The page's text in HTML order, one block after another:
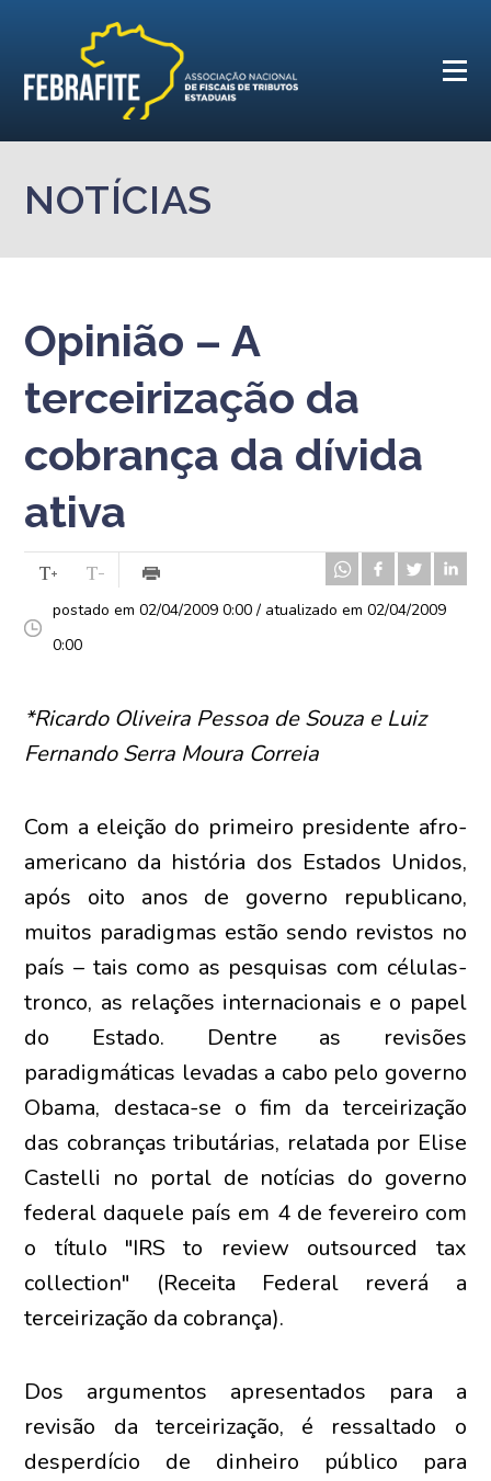
NOTÍCIAS
Opinião – A
terceirização da
cobrança da dívida
ativa
postado em 02/04/2009 0:00 / atualizado em 02/04/2009
0:00
*Ricardo Oliveira Pessoa de Souza e Luiz
Fernando Serra Moura Correia
Com a eleição do primeiro presidente afro-
americano da história dos Estados Unidos,
após oito anos de governo republicano,
muitos paradigmas estão sendo revistos no
país – tais como as pesquisas com células-
tronco, as relações internacionais e o papel
do Estado. Dentre as revisões
paradigmáticas levadas a cabo pelo governo
Obama, destaca-se o fim da terceirização
das cobranças tributárias, relatada por Elise
Castelli no portal de notícias do governo
federal daquele país em 4 de fevereiro com
o título "IRS to review outsourced tax
collection" (Receita Federal reverá a
terceirização da cobrança).
Dos argumentos apresentados para a
revisão da terceirização, é ressaltado o
desperdício de dinheiro público para